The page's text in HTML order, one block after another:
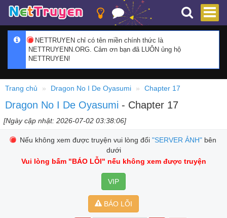
NETTRUYEN chỉ có tên miền chính thức là
NETTRUYENN.ORG. Cảm ơn bạn đã LUÔN ủng hộ
NETTRUYEN!
Trang chủ Dragon No I De Oyasumi Chapter 17
Dragon No I De Oyasumi - Chapter 17
[Ngày cập nhật: 2026-07-02 03:38:06]
Nếu không xem được truyện vui lòng đổi "SERVER ẢNH"bên
dưới
Vui lòng bấm "BÁO LỖI" nếu không xem được truyện
VIP
BÁO LỖI